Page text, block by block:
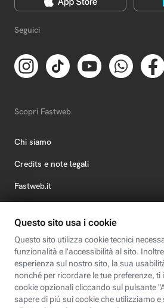
Seguici
Scopri Fastweb
Chi siamo
Credits e note legali
Fastweb.it
Fastweb Digital Academy
STEP FuturAbility District